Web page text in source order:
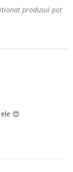
produsul pot
😍